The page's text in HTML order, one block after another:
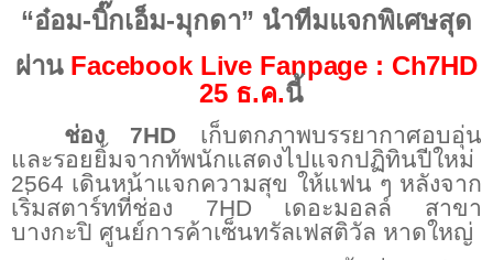
“อ๋อม-บิ๊กเอ็ม-มุกดา” นำทีมแจกพิเศษสุด
ผ่าน Facebook Live Fanpage : Ch7HD
25 ธ.ค.นี้
ช่อง 7HD
เก็บตกภาพบรรยากาศอบอุ่น
และรอยยิ้มจากทัพนักแสดงไปแจกปฏิทินปีใหม่
2564 เดินหน้าแจกความสุข ให้แฟน ๆ หลังจาก
เริ่มสตาร์ทที่ช่อง 7HD เดอะมอลล์ สาขา
บางกะปิ ศูนย์การค้าเซ็นทรัลเฟสติวัล หาดใหญ่